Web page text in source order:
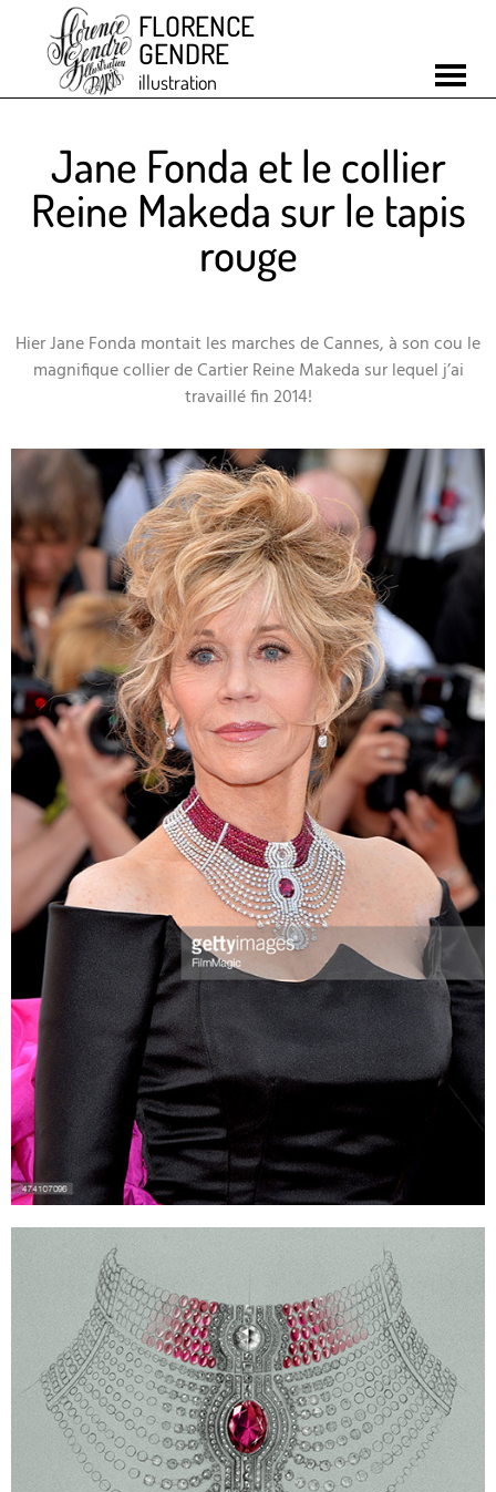
FLORENCE
GENDRE
illustration
Jane Fonda et le collier
Reine Makeda sur le tapis
rouge
Hier Jane Fonda montait les marches de Cannes, à son cou le
magnifique collier de Cartier Reine Makeda sur lequel j’ai
travaillé fin 2014!